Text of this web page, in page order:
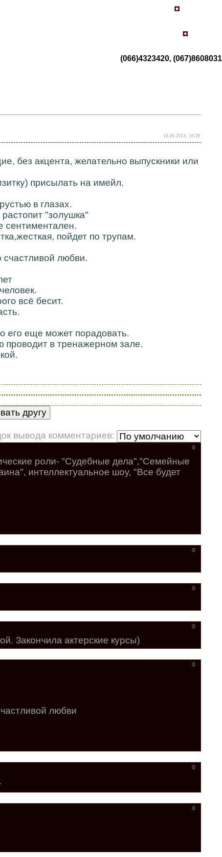
(066)4323420, (067)8608031
18.06.2013, 18:28
без акцента, желательно выпускники или
присылать на имейл.
в глазах.
"золушка"
сентиментален.
пойдет по трупам.
счастливой любви.
всё бесит.
его еще может порадовать.
проводит в тренажерном зале.
вывода комментариев:
0
роли- "Судебные дела","Семейные
интеллектуальное шоу, "Все будет
0
0
0
Закончила актерские курсы)
0
любви
0
0